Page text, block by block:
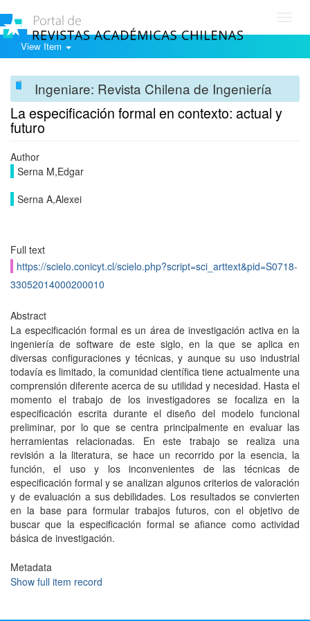
View Item
Ingeniare: Revista Chilena de Ingeniería
La especificación formal en contexto: actual y
futuro
Author
Serna M,Edgar
Serna A,Alexei
Full text
https://scielo.conicyt.cl/scielo.php?script=sci_arttext&pid=S0718-
33052014000200010
Abstract
La especificación formal es un área de investigación activa en la
ingeniería de software de este siglo, en la que se aplica en
diversas configuraciones y técnicas, y aunque su uso industrial
todavía es limitado, la comunidad científica tiene actualmente una
comprensión diferente acerca de su utilidad y necesidad. Hasta el
momento el trabajo de los investigadores se focaliza en la
especificación escrita durante el diseño del modelo funcional
preliminar, por lo que se centra principalmente en evaluar las
herramientas relacionadas. En este trabajo se realiza una
revisión a la literatura, se hace un recorrido por la esencia, la
función, el uso y los inconvenientes de las técnicas de
especificación formal y se analizan algunos criterios de valoración
y de evaluación a sus debilidades. Los resultados se convierten
en la base para formular trabajos futuros, con el objetivo de
buscar que la especificación formal se afiance como actividad
básica de investigación.
Metadata
Show full item record